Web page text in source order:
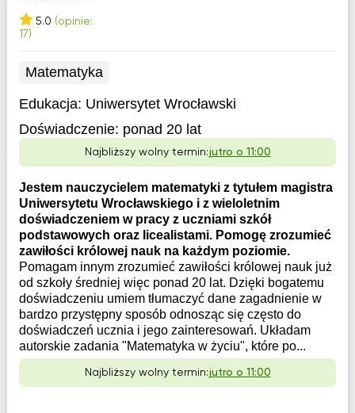
5.0 (opinie:
17)
Matematyka
Edukacja: Uniwersytet Wrocławski
Doświadczenie: ponad 20 lat
Najbliższy wolny termin:jutro o 11:00
Jestem nauczycielem matematyki z tytułem magistra
Uniwersytetu Wrocławskiego i z wieloletnim
doświadczeniem w pracy z uczniami szkół
podstawowych oraz licealistami. Pomogę zrozumieć
zawiłości królowej nauk na każdym poziomie.
Pomagam innym zrozumieć zawiłości królowej nauk już
od szkoły średniej więc ponad 20 lat. Dzięki bogatemu
doświadczeniu umiem tłumaczyć dane zagadnienie w
bardzo przystępny sposób odnosząc się często do
doświadczeń ucznia i jego zainteresowań. Układam
autorskie zadania "Matematyka w życiu", które po...
Najbliższy wolny termin:jutro o 11:00